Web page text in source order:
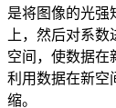
是将图像的光强
上，然后对系
空间，使数据在
利用数据在新空
缩。